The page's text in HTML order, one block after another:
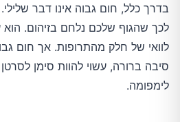
בדרך כלל, חום גבוה אינו דבר
לכך שהגוף שלכם נלחם בזיהום. הוא
לוואי של חלק מהתרופות. אך חום
סיבה ברורה, עשוי להוות סימן
לימפומה.